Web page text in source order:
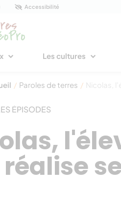
Accessibilité
Les cultures
/ Paroles de terres / Nicolas,
ÉPISODES